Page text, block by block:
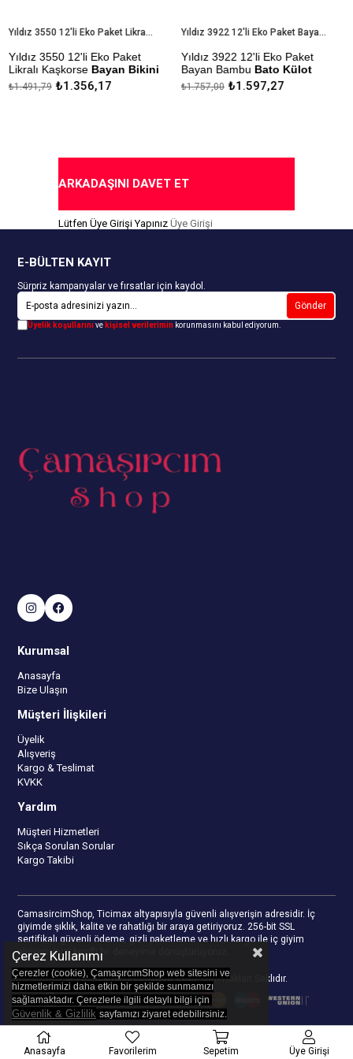
Yıldız 3550 12'li Eko Paket Likralı Kaşkorse Bayan Bikini Külot
Yıldız 3550 12'li Eko Paket
Likralı KaşkorseBayan Bikini
Külot
₺1.356,17
₺1.491,79
Yıldız 3922 12'li Eko Paket Bayan Bambu Bato Külot
Yıldız 3922 12'li Eko Paket
Bayan BambuBato Külot
Çekmezlik Sanfor Testi
₺1.597,27
₺1.757,00
ARKADAŞINI DAVET ET
Lütfen Üye Girişi Yapınız Üye Girişi
E-BÜLTEN KAYIT
Sürpriz kampanyalar ve fırsatlar için kaydol.
Gönder
Üyelik koşullarınıve kişisel verilerimin korunmasını kabul ediyorum.
Kurumsal
Anasayfa
Bize Ulaşın
Müşteri İlişkileri
Üyelik
Alışveriş
Kargo & Teslimat
KVKK
Yardım
Müşteri Hizmetleri
Sıkça Sorulan Sorular
Kargo Takibi
CamasircimShop, Ticimax altyapısıyla güvenli alışverişin adresidir. İç
giyimde şıklık, kalite ve rahatlığı bir araya getiriyoruz. 256-bit SSL
sertifikalı güvenli ödeme, gizli paketleme ve hızlı kargo ile iç giyim
alışverişinizi keyifli bir deneyime dönüştürüyoruz.
© 2023camasircimshop.com- Tüm Hakları Saklıdır.
Çerez Kullanımı
Çerezler (cookie), ÇamaşırcımShop web sitesini ve
hizmetlerimizi daha etkin bir şekilde sunmamızı
sağlamaktadır. Çerezlerle ilgili detaylı bilgi için
Güvenlik & Gizlilik sayfamızı ziyaret edebilirsiniz.
Anasayfa Favorilerim Sepetim Üye Girişi